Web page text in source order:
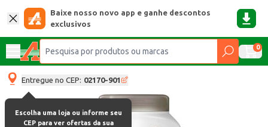
Baixe nosso novo app e ganhe descontos
exclusivos
0
Entregue no CEP: 02170-901
Escolha uma loja ou informe seu
CEP para ver ofertas da sua